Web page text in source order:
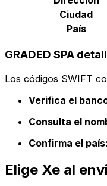
Ciudad
País
GRADED SPA
Los códigos SWIFT
Verifica el
Consulta el
Confirma el país:
Elige Xe al